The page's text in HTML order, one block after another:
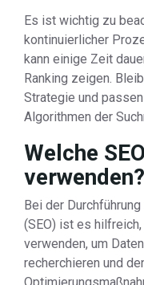
Es ist wichtig zu
kontinuierlicher
kann einige Zeit
Ranking zeigen.
Strategie und
Algorithmen der
Welche
verwenden?
Bei der
(SEO) ist es
verwenden, um
recherchieren und